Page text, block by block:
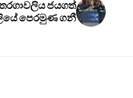
ජයගත්
පෙරමුණ ගනී